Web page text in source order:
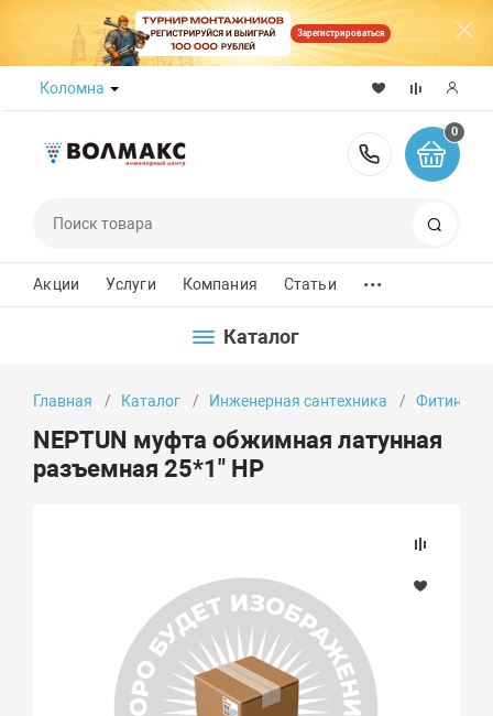
Зарегистрироваться
Коломна
8 (800)
0
Акции Услуги Компания Статьи ...
Каталог
Главная Каталог Инженерная сантехника Фитинги
NEPTUN муфта обжимная латунная
разъемная 25*1" НР